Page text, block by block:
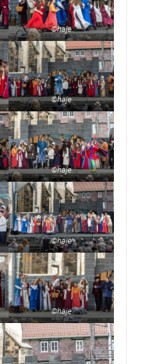
©haje
©haje
©haje
©haje
©haje